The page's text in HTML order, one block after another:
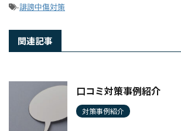
-誹謗中傷対策
関連記事
口コミ対策事例紹介
対策事例紹介